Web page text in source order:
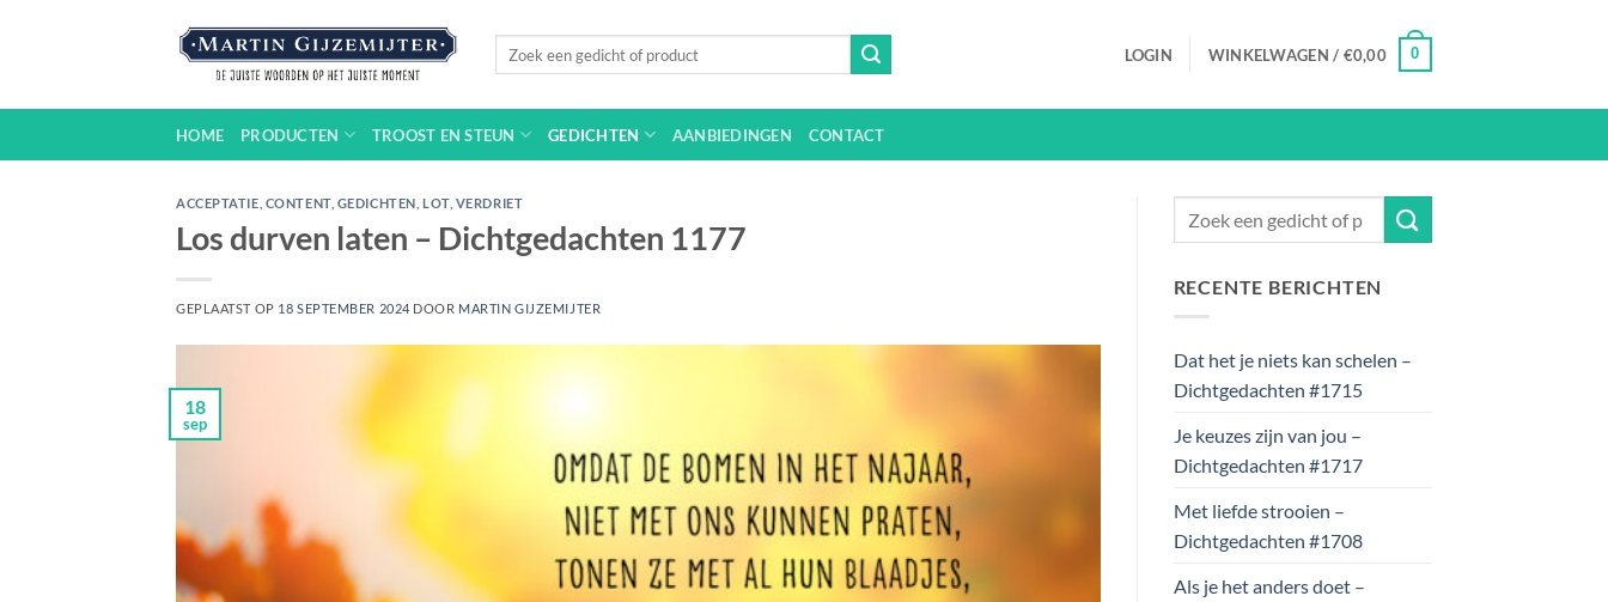
LOGIN WINKELWAGEN / €0,00 0
HOME PRODUCTEN TROOST EN STEUN GEDICHTEN AANBIEDINGEN CONTACT
ACCEPTATIE CONTENT, GEDICHTEN LOT, VERDRIET
Los durven laten – Dichtgedachten 1177
GEPLAATST OP 18 SEPTEMBER 2024 DOOR MARTIN GIJZEMIJTER
18
sep
RECENTE BERICHTEN
Dat het je niets kan schelen –
Dichtgedachten #1715
Je keuzes zijn van jou –
Dichtgedachten #1717
Met liefde strooien –
Dichtgedachten #1708
Als je het anders doet –